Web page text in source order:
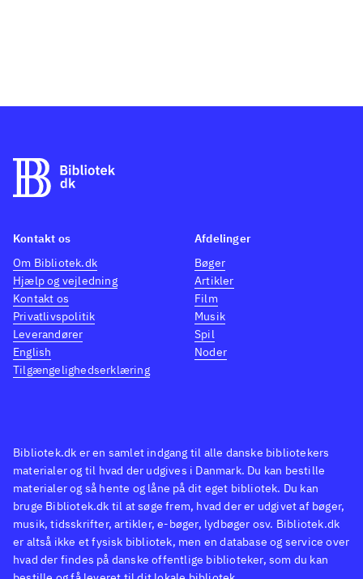
Bibliotek.dk er en samlet indgang til alle danske bibliotekers
materialer og til hvad der udgives i Danmark. Du kan bestille
materialer og så hente og låne på dit eget bibliotek. Du kan
bruge Bibliotek.dk til at søge frem, hvad der er udgivet af bøger,
musik, tidsskrifter, artikler, e-bøger, lydbøger osv. Bibliotek.dk
er altså ikke et fysisk bibliotek, men en database og service over
hvad der findes på danske offentlige biblioteker, som du kan
Kontakt os
Om Bibliotek.dk
Hjælp og vejledning
Kontakt os
Privatlivspolitik
Leverandører
English
Tilgængelighedserklæring
Afdelinger
Bøger
Artikler
Film
Musik
Spil
Noder